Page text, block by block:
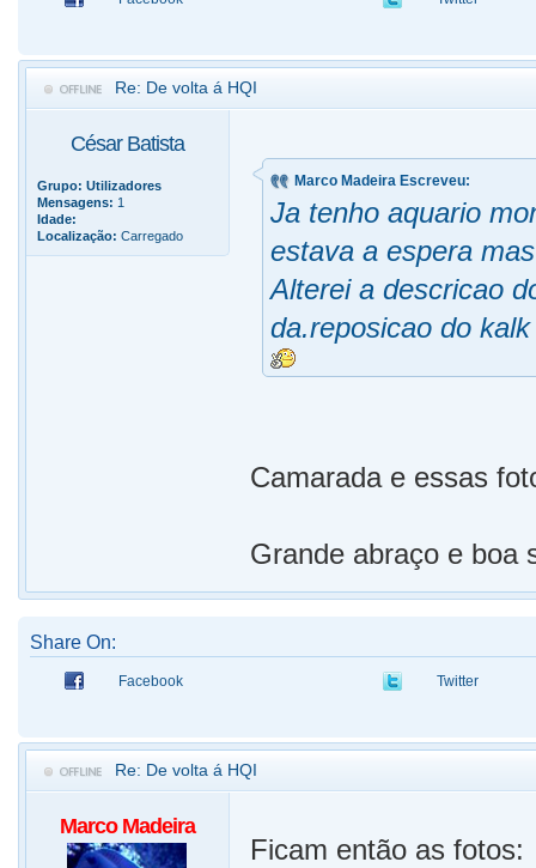
Re: De volta á HQI
César Batista
Grupo: Utilizadores
Mensagens: 1
Idade:
Localização: Carregado
Marco Madeira Escreveu:
Ja tenho aquario
estava a espera
Alterei a descricao
da.reposicao do
Camarada e essas
Grande abraço e boa
Share On:
Facebook Twitter
Re: De volta á HQI
Marco Madeira
Ficam então as fotos: